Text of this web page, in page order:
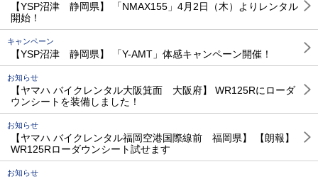
【YSP沼津 静岡県】 「NMAX155」4月2日（木）よりレンタル
開始！
キャンペーン
【YSP沼津 静岡県】 「Y-AMT」体感キャンペーン開催！
お知らせ
【ヤマハ バイクレンタル大阪箕面 大阪府】 WR125Rにローダ
ウンシートを装備しました！
お知らせ
【ヤマハ バイクレンタル福岡空港国際線前 福岡県】 【朗報】
WR125Rローダウンシート試せます
お知らせ